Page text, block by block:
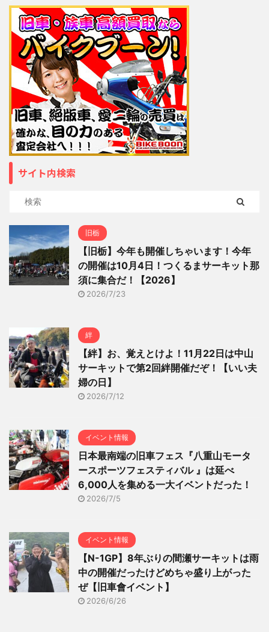
サイト内検索
旧栃
【旧栃】今年も開催しちゃいます！今年
の開催は10月4日！つくるまサーキット那
須に集合だ！【2026】
2026/7/23
絆
【絆】お、覚えとけよ！11月22日は中山
サーキットで第2回絆開催だぞ！【いい夫
婦の日】
2026/7/12
イベント情報
日本最南端の旧車フェス『八重山モータ
ースポーツフェスティバル 』は延べ
6,000人を集める一大イベントだった！
2026/7/5
イベント情報
【N-1GP】8年ぶりの間瀬サーキットは雨
中の開催だったけどめちゃ盛り上がった
ぜ【旧車會イベント】
2026/6/26